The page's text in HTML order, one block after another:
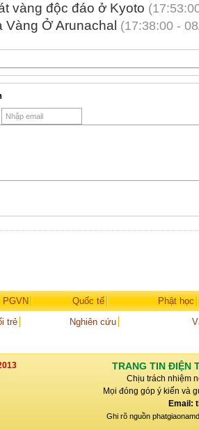
vàng độc đáo ở Kyoto
Ở Arunachal (17:38:00 -
PGVN Quốc tế
Phật học
trẻ Nghiên cứu
TRANG TIN ĐIỆN
Chịu trách nhiệm
Mọi đóng góp ý kiến và
Email:
Ghi rõ nguồn